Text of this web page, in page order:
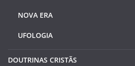
NOVA ERA
UFOLOGIA
DOUTRINAS CRISTÃS